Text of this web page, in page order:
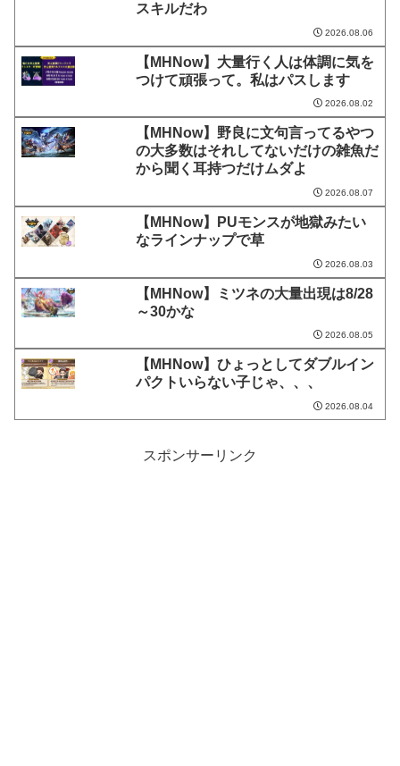
スキルだわ
2026.08.06
【MHNow】大量行く人は体調に気を
つけて頑張って。私はパスします
2026.08.02
【MHNow】野良に文句言ってるやつ
の大多数はそれしてないだけの雑魚だ
から聞く耳持つだけムダよ
2026.08.07
【MHNow】PUモンスが地獄みたい
なラインナップで草
2026.08.03
【MHNow】ミツネの大量出現は8/28
～30かな
2026.08.05
【MHNow】ひょっとしてダブルイン
パクトいらない子じゃ、、、
2026.08.04
スポンサーリンク